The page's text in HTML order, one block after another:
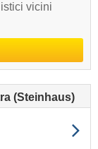
vicini
(Steinhaus)